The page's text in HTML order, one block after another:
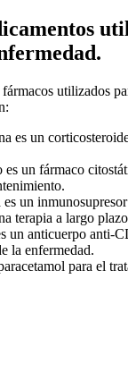
utilizados
es un
es un fármaco
un
terapia a largo
un anticuerpo anti-
la enfermedad.
para el